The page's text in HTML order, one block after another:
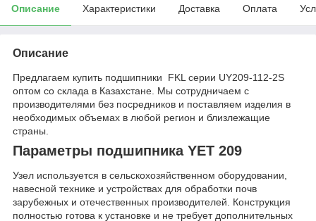
Описание Характеристики Доставка Оплата
Описание
Предлагаем купить подшипники FKL серии UY209-112-2S
оптом со склада в Казахстане. Мы сотрудничаем с
производителями без посредников и поставляем изделия в
необходимых объемах в любой регион и близлежащие
страны.
Параметры подшипника YET 209
Узел используется в сельскохозяйственном оборудовании,
навесной технике и устройствах для обработки почв
зарубежных и отечественных производителей. Конструкция
полностью готова к установке и не требует дополнительных